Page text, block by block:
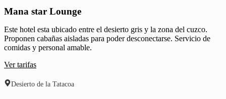
Mana star Lounge
Este hotel esta ubicado entre el desierto gris y la zona del cuzco.
Proponen cabañas aisladas para poder desconectarse. Servicio de
comidas y personal amable.
Ver tarifas
Desierto de la Tatacoa